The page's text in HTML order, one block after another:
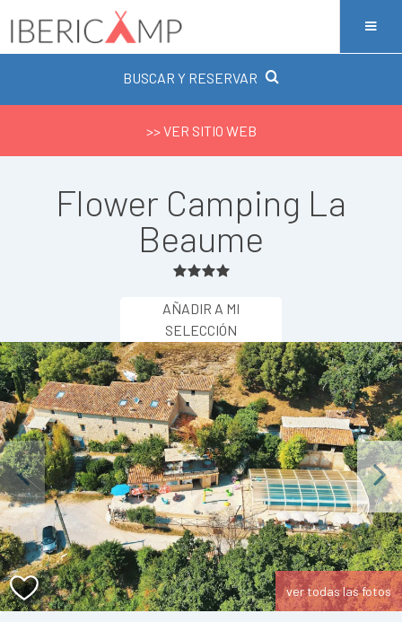
BUSCAR Y RESERVAR
>> VER SITIO WEB
Flower Camping La
Beaume
AÑADIR A MI
SELECCIÓN
Next
ver todas las fotos